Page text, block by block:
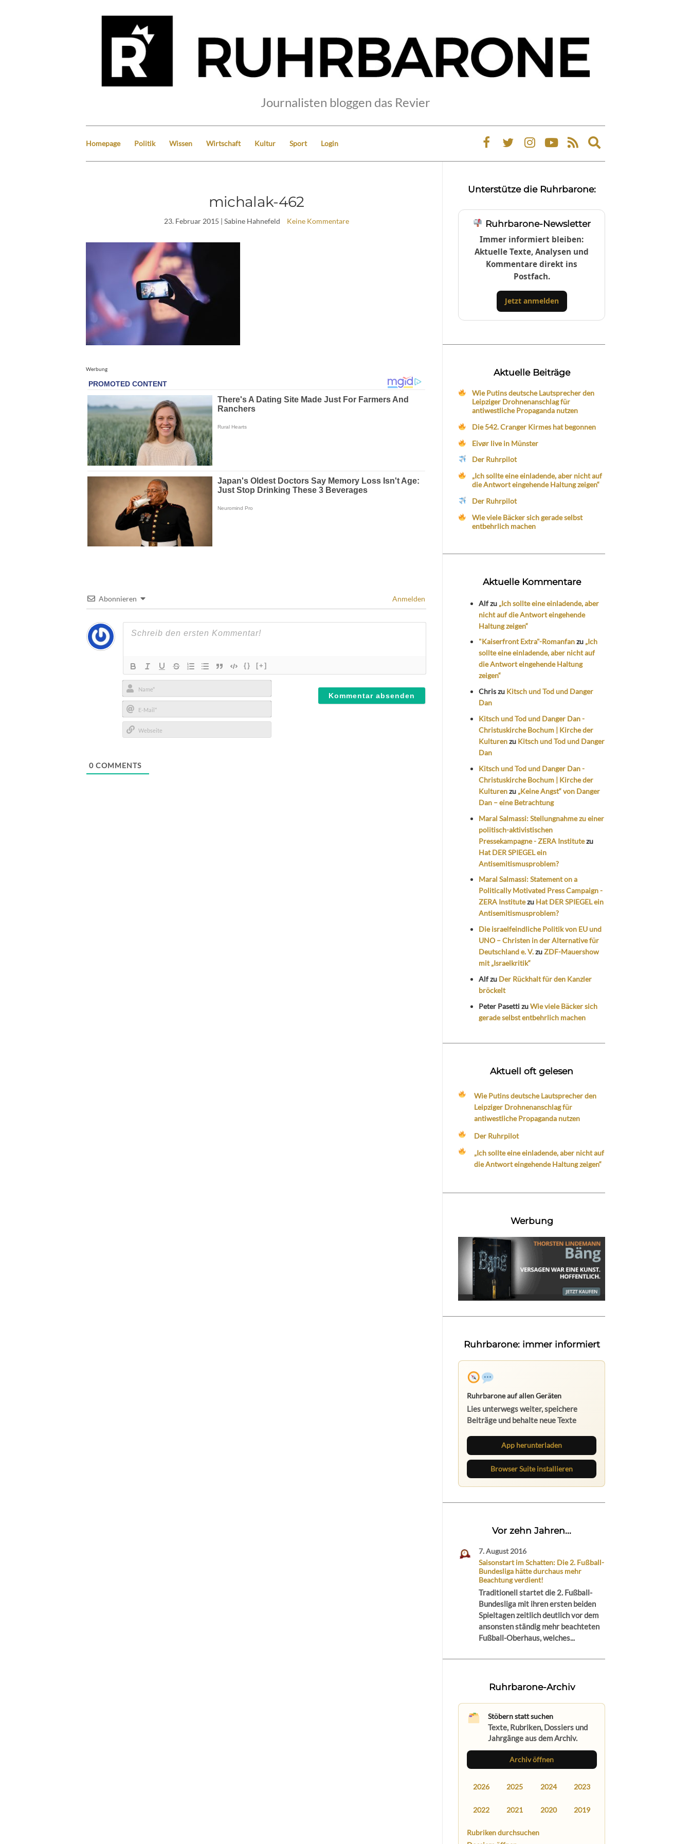
Journalisten bloggen das Revier
Homepage Politik Wissen Wirtschaft Kultur Sport Login
Expand
search
michalak-462
23. Februar 2015 | Sabine Hahnefeld Keine Kommentare
Werbung
Abonnieren Anmelden
{} [+]
Name*
E-
Mail*
0 COMMENTS
Unterstütze die Ruhrbarone:
Ruhrbarone-Newsletter
Immer informiert bleiben:
Aktuelle Texte, Analysen und
Kommentare direkt ins
Postfach.
Jetzt anmelden
Aktuelle Beiträge
Wie Putins deutsche Lautsprecher den
Leipziger Drohnenanschlag für
antiwestliche Propaganda nutzen
Die 542. Cranger Kirmes hat begonnen
Eivør live in Münster
Der Ruhrpilot
„Ich sollte eine einladende, aber nicht auf
die Antwort eingehende Haltung zeigen“
Der Ruhrpilot
Wie viele Bäcker sich gerade selbst
entbehrlich machen
Aktuelle Kommentare
Alfzu „Ich sollte eine einladende, aber
nicht auf die Antwort eingehende
Haltung zeigen“
"Kaiserfront Extra"-Romanfanzu „Ich
sollte eine einladende, aber nicht auf
die Antwort eingehende Haltung
zeigen“
Chriszu Kitsch und Tod und Danger
Dan
Kitsch und Tod und Danger Dan -
Christuskirche Bochum | Kirche der
Kulturenzu Kitsch und Tod und Danger
Dan
Kitsch und Tod und Danger Dan -
Christuskirche Bochum | Kirche der
Kulturenzu „Keine Angst“ von Danger
Dan – eine Betrachtung
Maral Salmassi: Stellungnahme zu einer
politisch-aktivistischen
Pressekampagne - ZERA Institutezu
Hat DER SPIEGEL ein
Antisemitismusproblem?
Maral Salmassi: Statement on a
Politically Motivated Press Campaign -
ZERA Institutezu Hat DER SPIEGEL ein
Antisemitismusproblem?
Die israelfeindliche Politik von EU und
UNO – Christen in der Alternative für
Deutschland e. V.zuZDF-Mauershow
mit „Israelkritik“
Alfzu Der Rückhalt für den Kanzler
bröckelt
Peter PasettizuWie viele Bäcker sich
gerade selbst entbehrlich machen
Aktuell oft gelesen
Wie Putins deutsche Lautsprecher den
Leipziger Drohnenanschlag für
antiwestliche Propaganda nutzen
Der Ruhrpilot
„Ich sollte eine einladende, aber nicht auf
die Antwort eingehende Haltung zeigen“
Werbung
Ruhrbarone: immer informiert
Ruhrbarone auf allen Geräten
Lies unterwegs weiter, speichere
Beiträge und behalte neue Texte
App herunterladen
Browser Suite installieren
Vor zehn Jahren...
7. August 2016
Saisonstart im Schatten: Die 2. Fußball-
Bundesliga hätte durchaus mehr
Beachtung verdient!
Traditionell startet die 2. Fußball-
Bundesliga mit ihren ersten beiden
Spieltagen zeitlich deutlich vor dem
ansonsten ständig mehr beachteten
Fußball-Oberhaus, welches...
Ruhrbarone-Archiv
Stöbern statt suchen
Texte, Rubriken, Dossiers und
Jahrgänge aus dem Archiv.
Archiv öffnen
2026 2025 2024 2023
2022 2021 2020 2019
Rubriken durchsuchen